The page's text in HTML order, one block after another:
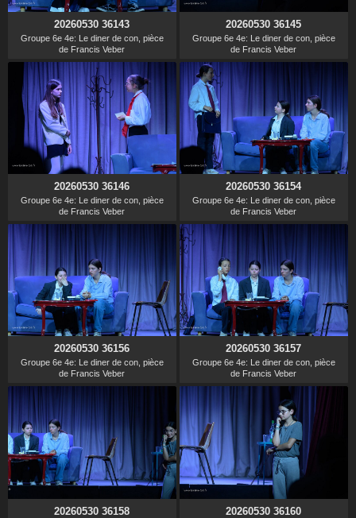
20260530 36143
Groupe 6e 4e: Le diner de con, pièce
de Francis Veber
20260530 36145
Groupe 6e 4e: Le diner de con, pièce
de Francis Veber
20260530 36146
Groupe 6e 4e: Le diner de con, pièce
de Francis Veber
20260530 36154
Groupe 6e 4e: Le diner de con, pièce
de Francis Veber
20260530 36156
Groupe 6e 4e: Le diner de con, pièce
de Francis Veber
20260530 36157
Groupe 6e 4e: Le diner de con, pièce
de Francis Veber
20260530 36158 20260530 36160